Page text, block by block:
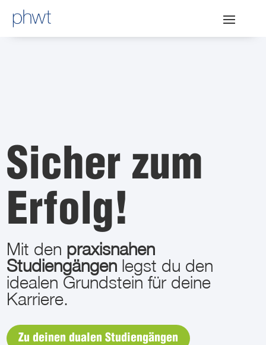
Sicher zum
Erfolg!
Mit den praxisnahen
Studiengängen legst du den
idealen Grundstein für deine
Karriere.
Zu deinen dualen Studiengängen